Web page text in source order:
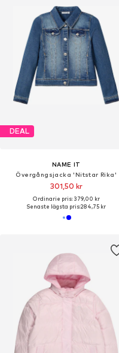
DEAL
NAME IT
Övergångsjacka 'Nitstar Rika'
301,50 kr
Ordinarie pris: 379,00 kr
Senaste lägsta pris:284,75 kr